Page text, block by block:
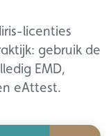
licenties
gebruik de
EMD,
eAttest.